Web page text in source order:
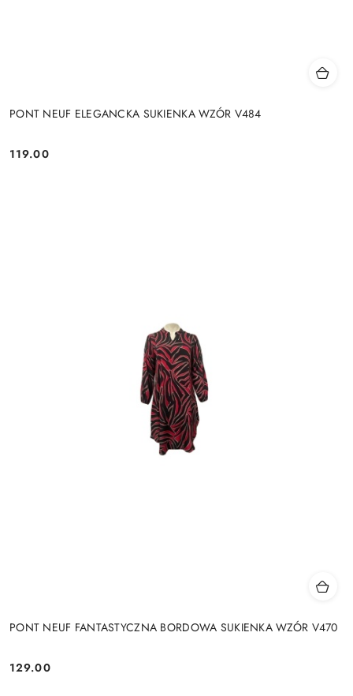
PONT NEUF ELEGANCKA SUKIENKA WZÓR V484
Cena:
119.00
PONT NEUF FANTASTYCZNA BORDOWA SUKIENKA WZÓR V470
Cena:
129.00